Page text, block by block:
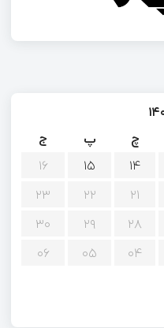
چ پ
ج
۱۴ ۱۵
۱۶
۲۱ ۲۲
۲۳
۲۸ ۲۹
۳۰
۰۴ ۰۵
۰۶